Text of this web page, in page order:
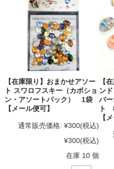
【在庫限り】おまかせアソー
ト スワロフスキー（カボショ
ン・アソートパック） 1袋
【メール便可】
通常販売価格: ¥300(税込)
¥300(税込)
在庫 10 個
【
ン
バ
ト
【